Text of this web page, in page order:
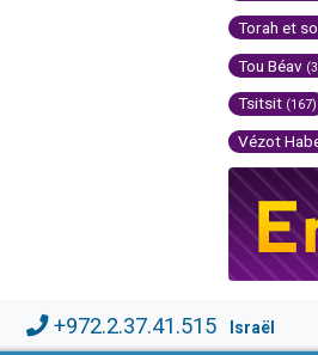
Torah et
Tou Béav
Tsitsit (167)
Vézot
+972.2.37.41.515 Israël